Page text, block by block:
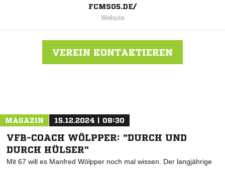
FCMS05.DE/
Website
VEREIN KONTAKTIEREN
MAGAZIN 15.12.2024 | 08:30
VFB-COACH WÖLPPER: "DURCH UND
DURCH HÜLSER"
Mit 67 will es Manfred Wölpper noch mal wissen. Der langjährige